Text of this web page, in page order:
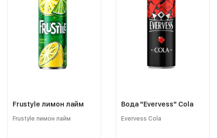
Frustyle лимон лайм
Frustyle лимон лайм
Вода "Evervess" Cola
Evervess Cola